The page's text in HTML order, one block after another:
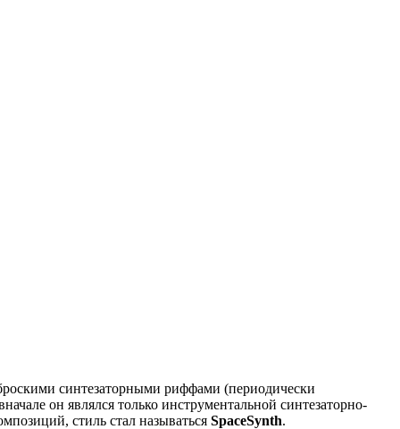
синтезаторными риффами (периодически
он являлся только инструментальной синтезаторно-
стиль стал называться SpaceSynth.